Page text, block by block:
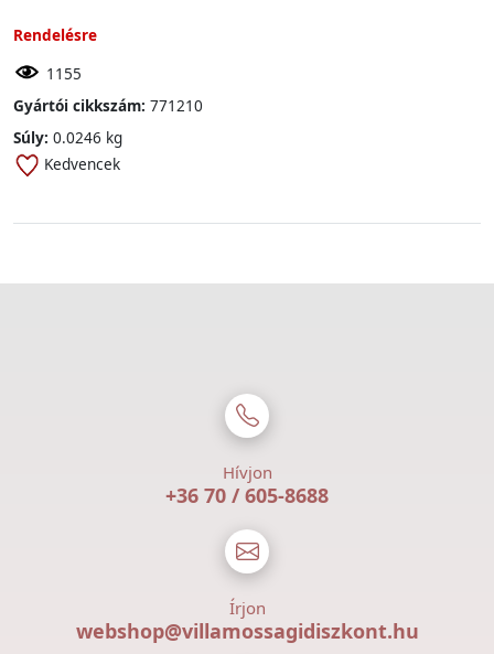
Rendelésre
1155
Gyártói cikkszám: 771210
Súly: 0.0246 kg
Kedvencek
Hívjon
+36 70 / 605-8688
Írjon
webshop@villamossagidiszkont.hu